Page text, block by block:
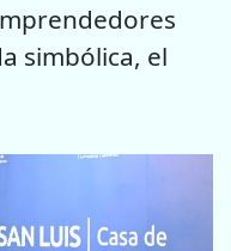
simbólica, el